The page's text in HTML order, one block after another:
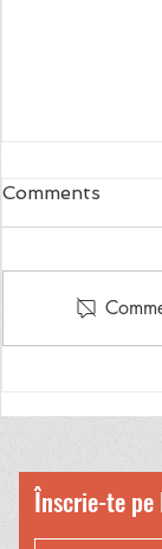
Comments
Înscrie-te